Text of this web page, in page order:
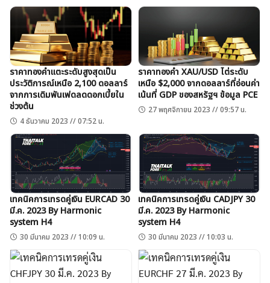
ราคาทองคำแตะระดับสูงสุดเป็น
ประวัติการณ์เหนือ 2,100 ดอลลาร์
จากการเดิมพันเฟดลดดอกเบี้ยใน
ช่วงต้น
4 ธันวาคม 2023 // 07:52 น.
ราคาทองคำ XAU/USD ไต่ระดับ
เหนือ $2,000 จากดอลลาร์ที่อ่อนค่า
เน้นที่ GDP ของสหรัฐฯ ข้อมูล PCE
27 พฤศจิกายน 2023 // 09:57 น.
เทคนิคการเทรดคู่เงิน EURCAD 30
มี.ค. 2023 By Harmonic
system H4
30 มีนาคม 2023 // 10:09 น.
เทคนิคการเทรดคู่เงิน CADJPY 30
มี.ค. 2023 By Harmonic
system H4
30 มีนาคม 2023 // 10:03 น.